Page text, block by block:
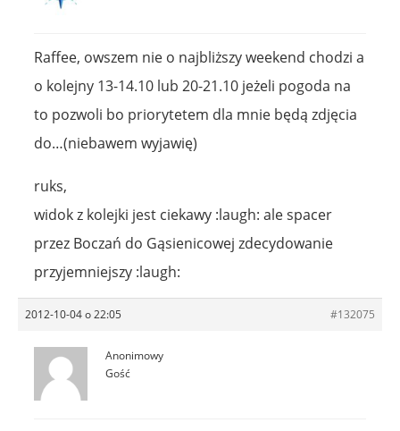
Raffee, owszem nie o najbliższy weekend chodzi a
o kolejny 13-14.10 lub 20-21.10 jeżeli pogoda na
to pozwoli bo priorytetem dla mnie będą zdjęcia
do…(niebawem wyjawię)
ruks,
widok z kolejki jest ciekawy :laugh: ale spacer
przez Boczań do Gąsienicowej zdecydowanie
przyjemniejszy :laugh:
2012-10-04 o 22:05 #132075
Anonimowy
Gość